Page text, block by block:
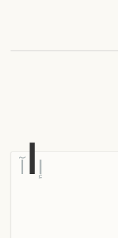
إ آ